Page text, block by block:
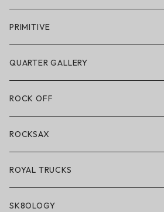
POLeR × GRIZZLY
POLeR × LAKAI
アパレル
アクセサリー・小物
PRIMITIVE
アパレル
ハードグッズ
QUARTER GALLERY
ROCK OFF
ROCKSAX
ROYAL TRUCKS
SK8OLOGY